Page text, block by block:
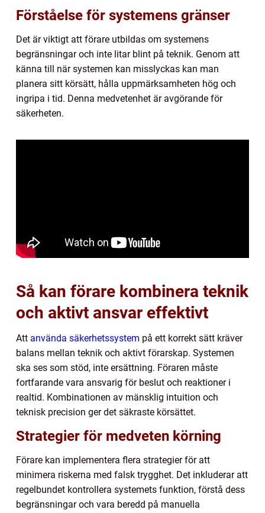
Förståelse för systemens gränser
Det är viktigt att förare utbildas om systemens
begränsningar och inte litar blint på teknik. Genom att
känna till när systemen kan misslyckas kan man
planera sitt körsätt, hålla uppmärksamheten hög och
ingripa i tid. Denna medvetenhet är avgörande för
säkerheten.
Så kan förare kombinera teknik
och aktivt ansvar effektivt
Att använda säkerhetssystem på ett korrekt sätt kräver
balans mellan teknik och aktivt förarskap. Systemen
ska ses som stöd, inte ersättning. Föraren måste
fortfarande vara ansvarig för beslut och reaktioner i
realtid. Kombinationen av mänsklig intuition och
teknisk precision ger det säkraste körsättet.
Strategier för medveten körning
Förare kan implementera flera strategier för att
minimera riskerna med falsk trygghet. Det inkluderar att
regelbundet kontrollera systemets funktion, förstå dess
begränsningar och vara beredd på manuella